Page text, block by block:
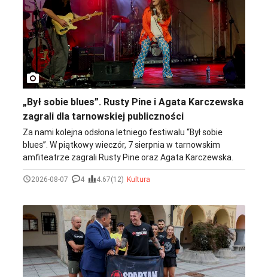
photo_camera
„Był sobie blues”. Rusty Pine i Agata Karczewska
zagrali dla tarnowskiej publiczności
Za nami kolejna odsłona letniego festiwalu “Był sobie
blues”. W piątkowy wieczór, 7 sierpnia w tarnowskim
amfiteatrze zagrali Rusty Pine oraz Agata Karczewska.
Rusty Pine zaprezentowali repertuar inspirowany
klasycznym bluesem i rockiem, wzbogacony o
zabrała publiczność w muzyczną podróż przez klimaty
americany i folku, wykonując autorskie nastrojowe utwory.
2026-08-07 4 4.67(12) Kultura